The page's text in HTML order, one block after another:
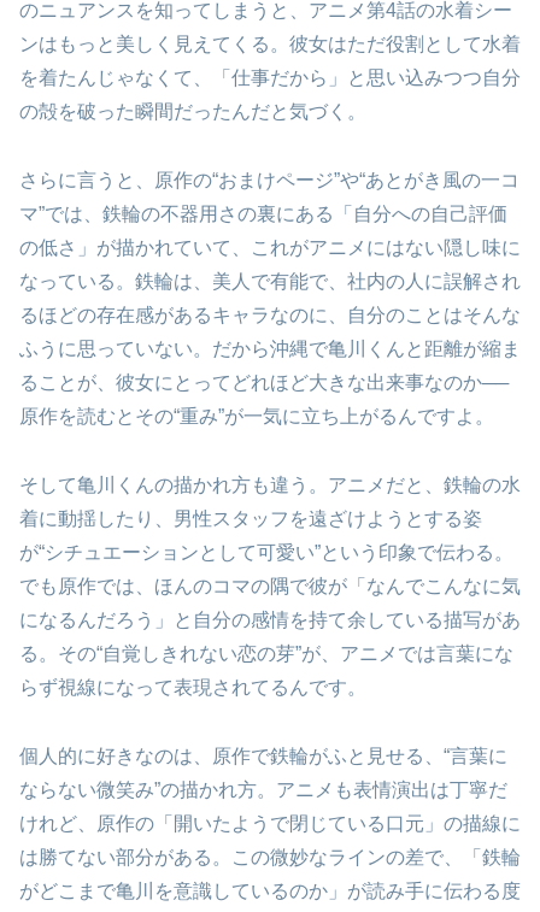
のニュアンスを知ってしまうと、アニメ第4話の水着シー
ンはもっと美しく見えてくる。彼女はただ役割として水着
を着たんじゃなくて、「仕事だから」と思い込みつつ自分
の殻を破った瞬間だったんだと気づく。
さらに言うと、原作の“おまけページ”や“あとがき風の一コ
マ”では、鉄輪の不器用さの裏にある「自分への自己評価
の低さ」が描かれていて、これがアニメにはない隠し味に
なっている。鉄輪は、美人で有能で、社内の人に誤解され
るほどの存在感があるキャラなのに、自分のことはそんな
ふうに思っていない。だから沖縄で亀川くんと距離が縮ま
ることが、彼女にとってどれほど大きな出来事なのか──
原作を読むとその“重み”が一気に立ち上がるんですよ。
そして亀川くんの描かれ方も違う。アニメだと、鉄輪の水
着に動揺したり、男性スタッフを遠ざけようとする姿
が“シチュエーションとして可愛い”という印象で伝わる。
でも原作では、ほんのコマの隅で彼が「なんでこんなに気
になるんだろう」と自分の感情を持て余している描写があ
る。その“自覚しきれない恋の芽”が、アニメでは言葉にな
らず視線になって表現されてるんです。
個人的に好きなのは、原作で鉄輪がふと見せる、“言葉に
ならない微笑み”の描かれ方。アニメも表情演出は丁寧だ
けれど、原作の「開いたようで閉じている口元」の描線に
は勝てない部分がある。この微妙なラインの差で、「鉄輪
がどこまで亀川を意識しているのか」が読み手に伝わる度